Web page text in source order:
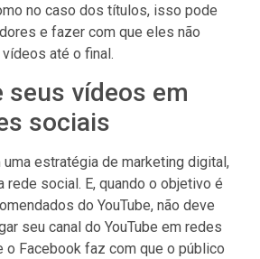
no caso dos títulos, isso pode
e fazer com que eles não
até o final.
seus vídeos em
sociais
uma estratégia de marketing digital,
rede social. E, quando o objetivo é
do YouTube, não deve
seu canal do YouTube em redes
o Facebook faz com que o público